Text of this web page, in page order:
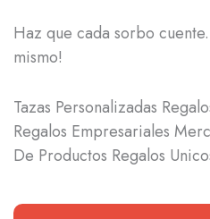
Haz que cada sorbo
mismo!
Tazas Personalizadas
Regalos Empresariales
De Productos Regalos